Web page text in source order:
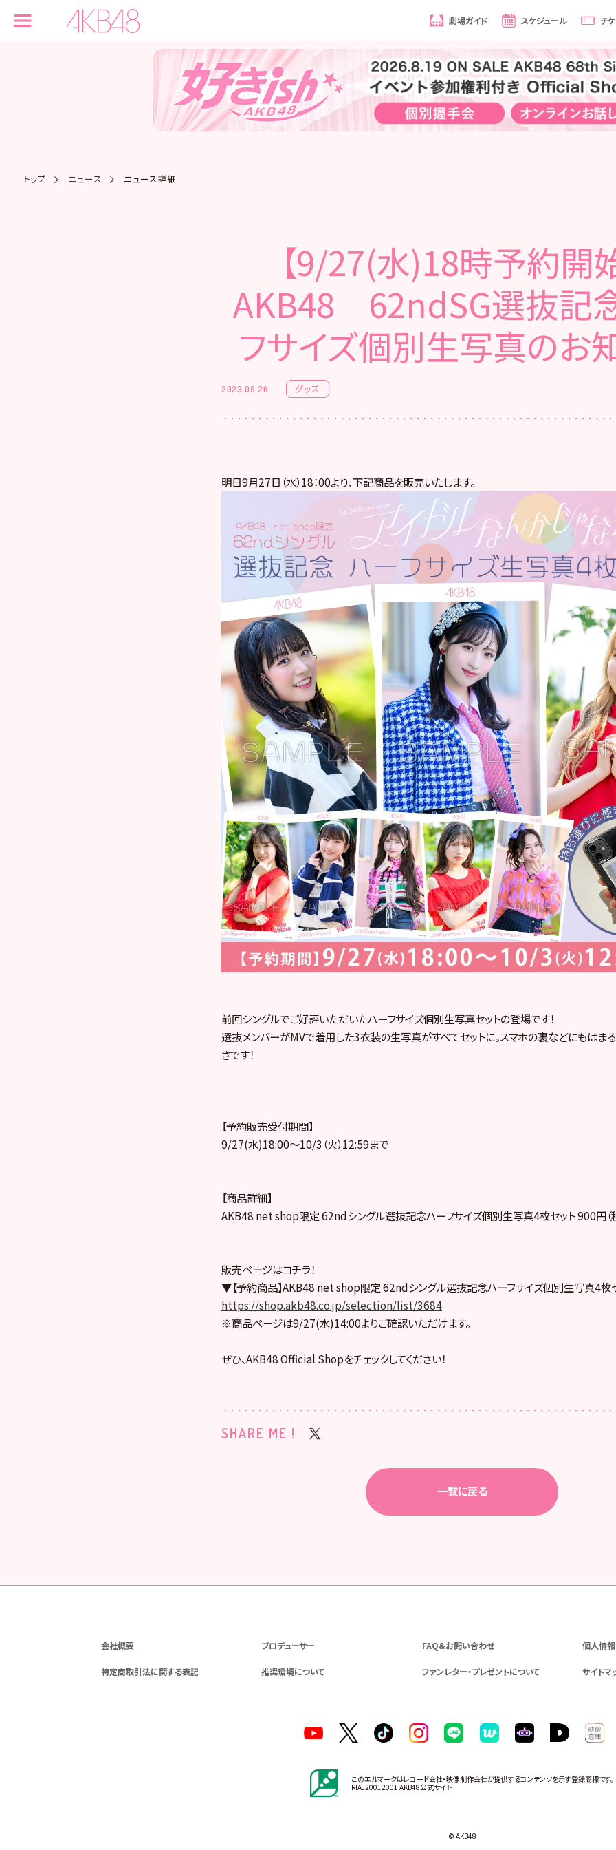
劇場ガイド スケジュール チ
トップ ニュース ニュース詳細
【9/27(水)18時予約開
AKB48 62ndSG選抜記
フサイズ個別生写真のお
2023.09.26 グッズ
明日9月27日（水）18：00より、下記商品を販売いたします。
前回シングルでご好評いただいたハーフサイズ個別生写真セットの登場です！
選抜メンバーがMVで着用した3衣装の生写真がすべてセットに。スマホの裏などにもはま
さです！
【予約販売受付期間】
9/27(水)18:00～10/3（火）12:59まで
【商品詳細】
AKB48 net shop限定 62ndシングル選抜記念ハーフサイズ個別生写真4枚セット 900円（
販売ページはコチラ！
▼【予約商品】AKB48 net shop限定 62ndシングル選抜記念ハーフサイズ個別生写真4枚
https://shop.akb48.co.jp/selection/list/3684
※商品ページは9/27(水)14:00よりご確認いただけます。
ぜひ、AKB48 Official Shopをチェックしてください！
SHARE ME !
一覧に戻る
会社概要 プロデューサー FAQ&お問い合わせ 個人情
特定商取引法に関する表記 推奨環境について ファンレター・プレゼントについて サイトマ
このエルマークはレコード会社・映像制作会社が提供するコンテンツを示す登録商標です。
RIAJ20012001 AKB48公式サイト
© AKB48